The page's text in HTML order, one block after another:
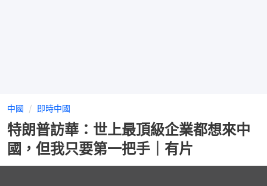
中國 即時中國
特朗普訪華：世上最頂級企業都想來中
國，但我只要第一把手｜有片